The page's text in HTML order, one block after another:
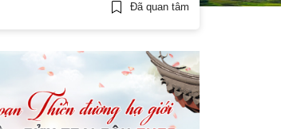
Đã quan tâm